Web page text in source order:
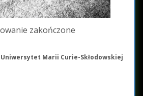
zakończone
Marii Curie-Skłodowskiej